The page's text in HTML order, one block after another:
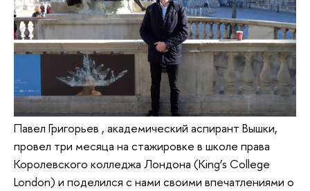
Павел Григорьев , академический аспирант Вышки,
провел три месяца на стажировке в школе права
Королевского колледжа Лондона (King’s College
London) и поделился с нами своими впечатлениями о